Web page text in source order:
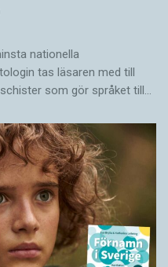
nationella
tas läsaren med till
som gör språket till…